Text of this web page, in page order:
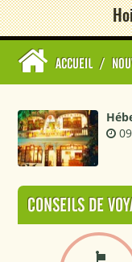
ACCUEIL /
CONSEILS DE